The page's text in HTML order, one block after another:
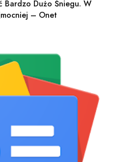
Bardzo Dużo Śniegu. W
– Onet